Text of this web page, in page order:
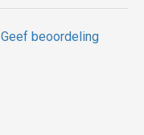
Geef beoordeling